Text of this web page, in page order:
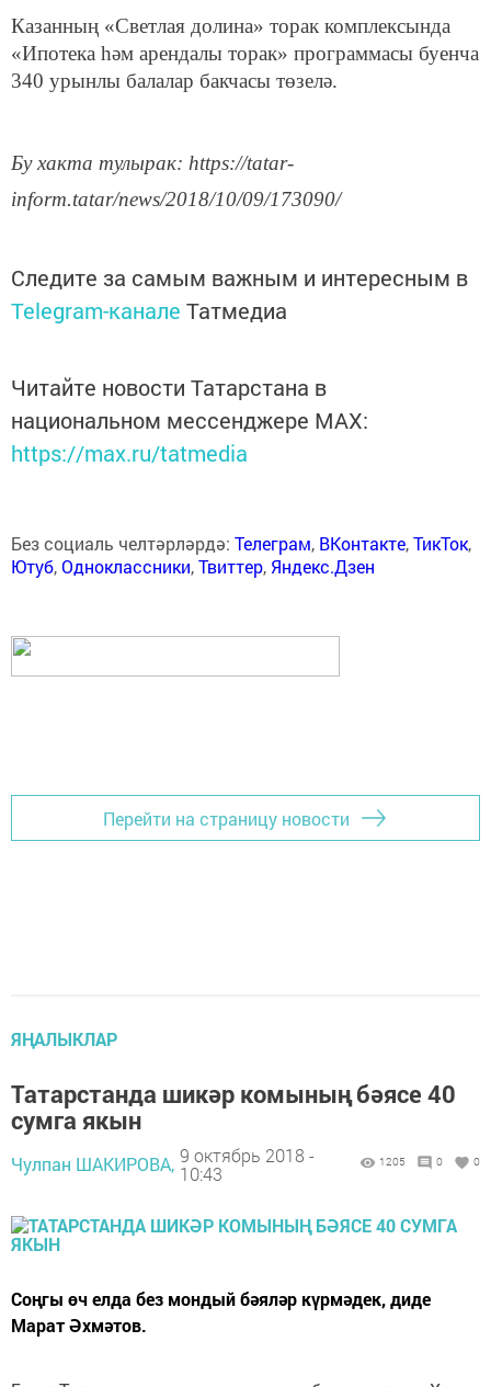
Казанның «Светлая долина» торак комплексында
«Ипотека һәм арендалы торак» программасы буенча
340 урынлы балалар бакчасы төзелә.
Бу хакта тулырак: https://tatar-
inform.tatar/news/2018/10/09/173090/
Следите за самым важным и интересным в
Telegram-канале Татмедиа
Читайте новости Татарстана в
национальном мессенджере MАХ:
https://max.ru/tatmedia
Без социаль челтәрләрдә: Телеграм, ВКонтакте,ТикТок,
Ютуб,Одноклассники,Твиттер, Яндекс.Дзен
Перейти на страницу новости
ЯҢАЛЫКЛАР
Татарстанда шикәр комының бәясе 40
сумга якын
Чулпан ШАКИРОВА, 9 октябрь 2018 -
10:43
1205 0 0
Соңгы өч елда без мондый бәяләр күрмәдек, диде
Марат Әхмәтов.